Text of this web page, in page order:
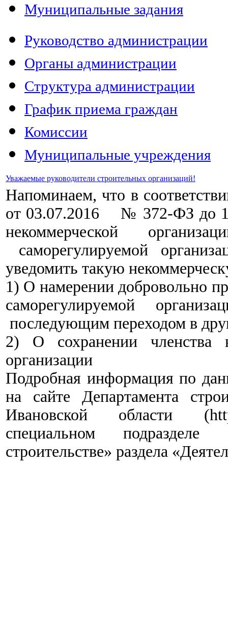
Муниципальные задания
Руководство администрации
Органы администрации
Структура администрации
График приема граждан
Комиссии
Муниципальные учреждения
Уважаемые руководители строительных организаций!
Напоминаем, что в
от 03.07.2016 № 372-ФЗ до 1
некоммерческой
саморегулируемой
уведомить такую
1) О намерении добровольно
саморегулируемой
последующим переходом в
2)
О сохранении членства
организации
Подробная информация по
на сайте Департамента
Ивановской области
специальном подразделе
строительстве» раздела